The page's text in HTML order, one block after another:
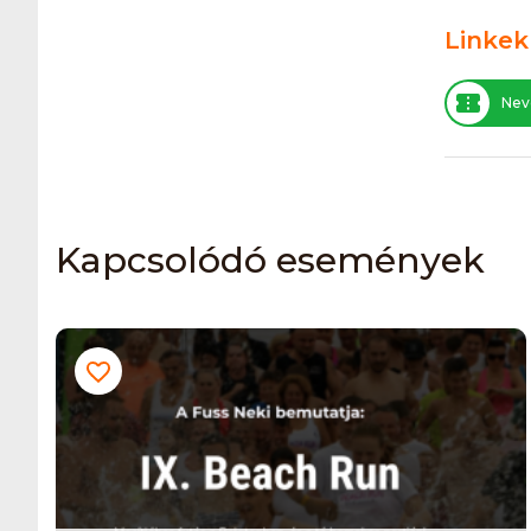
Linkek
Kapcsolódó események